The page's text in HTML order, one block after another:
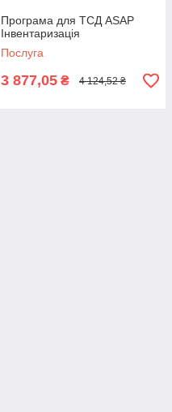
Програма для ТСД ASAP
Інвентаризація
Послуга
3 877,05 ₴ 4 124,52 ₴